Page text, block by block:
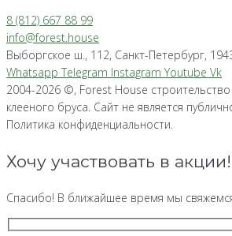
8 (812) 667 88 99
info@forest.house
Выборгское ш., 112, Санкт-Петербург,
Whatsapp Telegram Instagram Youtube Vk
2004-2026 ©, Forest House
клееного бруса. Сайт не является
Политика конфиденциальности.
Хочу участвовать в акции!
Спасибо! В ближайшее время мы